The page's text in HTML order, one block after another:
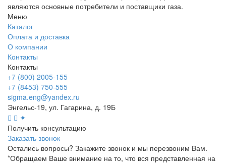
являются основные потребители и поставщики газа.
Меню
Каталог
Оплата и доставка
О компании
Контакты
Контакты
+7 (800) 2005-155
+7 (8453) 750-555
sigma.eng@yandex.ru
Энгельс-19, ул. Гагарина, д. 19Б
✦
Получить консультацию
Заказать звонок
Остались вопросы? Закажите звонок и мы перезвоним Вам.
*Обращаем Ваше внимание на то, что вся представленная на